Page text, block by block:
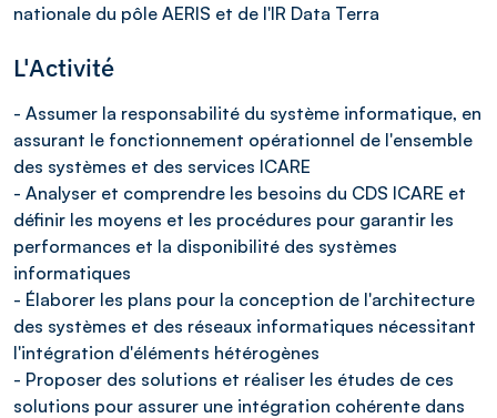
nationale du pôle AERIS et de l'IR Data Terra
L'Activité
- Assumer la responsabilité du système informatique, en
assurant le fonctionnement opérationnel de l'ensemble
des systèmes et des services ICARE
- Analyser et comprendre les besoins du CDS ICARE et
définir les moyens et les procédures pour garantir les
performances et la disponibilité des systèmes
informatiques
- Élaborer les plans pour la conception de l'architecture
des systèmes et des réseaux informatiques nécessitant
l'intégration d'éléments hétérogènes
- Proposer des solutions et réaliser les études de ces
solutions pour assurer une intégration cohérente dans